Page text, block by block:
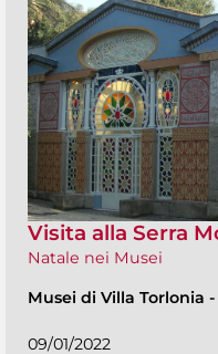
Visita alla Serra
Natale nei Musei
Musei di Villa Torlonia -
09/01/2022